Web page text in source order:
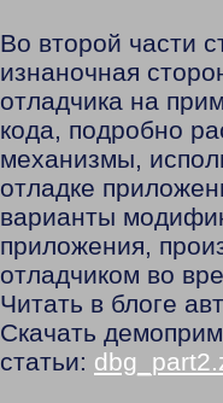
Во второй части
изнаночная
отладчика на
кода, подробно
механизмы,
отладке
варианты
приложения,
отладчиком во
Читать в блоге
Скачать
статьи: